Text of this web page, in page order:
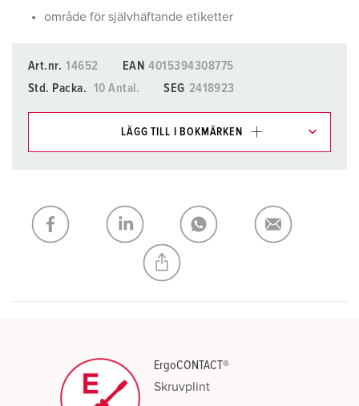
område för självhäftande etiketter
Art.nr. 14652 EAN 4015394308775
Std. Packa.
10 Antal. SEG 2418923
LÄGG TILL I BOKMÄRKEN
Min lista LÄGG TILL
SKAPA EN NY LISTA
ErgoCONTACT®
Skruvplint